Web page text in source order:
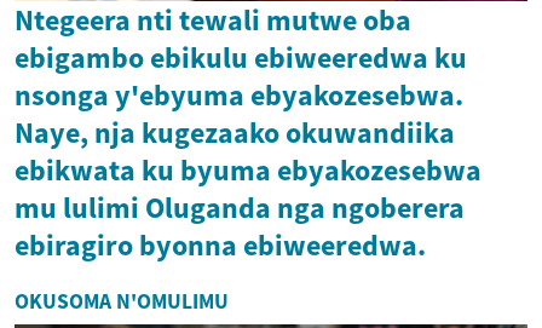
Ntegeera nti tewali mutwe oba
ebigambo ebikulu ebiweeredwa ku
nsonga y'ebyuma ebyakozesebwa.
Naye, nja kugezaako okuwandiika
ebikwata ku byuma ebyakozesebwa
mu lulimi Oluganda nga ngoberera
ebiragiro byonna ebiweeredwa.
OKUSOMA N'OMULIMU